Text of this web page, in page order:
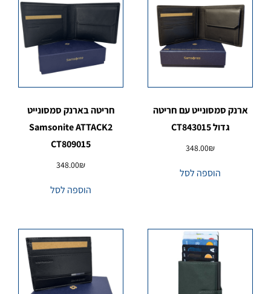
ארנק סמסונייט עם חריטה
גדול CT843015
348.00₪
הוספה לסל
חריטה בארנק סמסונייט
Samsonite ATTACK2
CT809015
348.00₪
הוספה לסל